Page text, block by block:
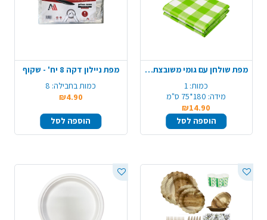
מפת שולחן עם גומי משובצת - ירוק
כמות: 1
מידה: 180*75 ס"מ
₪14.90
הוספה לסל
מפת ניילון דקה 8 יח' - שקוף
כמות בחבילה: 8
₪4.90
הוספה לסל